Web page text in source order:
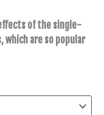
effects of the single-
are so popular